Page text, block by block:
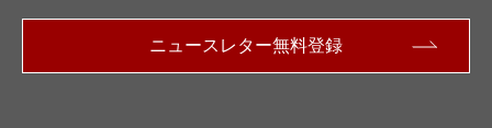
ニュースレター無料登録